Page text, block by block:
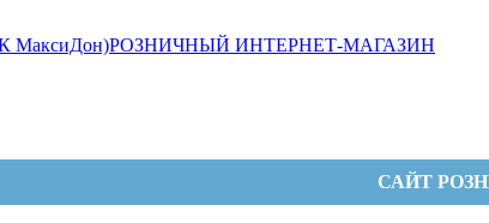
МаксиДон)РОЗНИЧНЫЙ ИНТЕРНЕТ-МАГАЗИН
САЙТ